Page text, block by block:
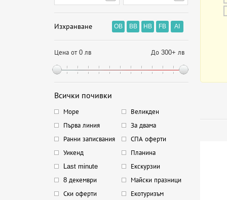
Изхранване OB BB HB FB AI
Цена от 0 лв До 300+ лв
Всички почивки
Море
Великден
Първа линия
За двама
Ранни записвания
СПА оферти
Уикенд
Планина
Last minute
Екскурзии
8 декември
Майски празници
Ски оферти
Екотуризъм